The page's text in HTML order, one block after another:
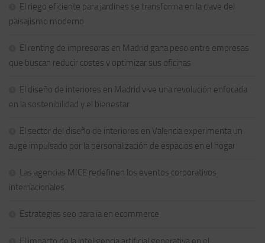
El riego eficiente para jardines se transforma en la clave del
paisajismo moderno
El renting de impresoras en Madrid gana peso entre empresas
que buscan reducir costes y optimizar sus oficinas
El diseño de interiores en Madrid vive una revolución enfocada
en la sostenibilidad y el bienestar
El sector del diseño de interiores en Valencia experimenta un
auge impulsado por la personalización de espacios en el hogar
Las agencias MICE redefinen los eventos corporativos
internacionales
Estrategias seo para ia en ecommerce